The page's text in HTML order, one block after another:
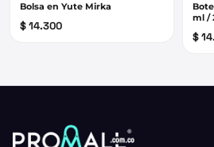
Bolsa en Yute Mirka
$ 14.300
ml /
$